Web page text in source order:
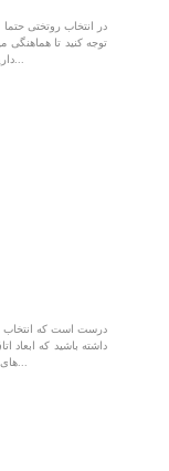
در انتخاب روتختی حتما
توجه کنید تا
درست است که انتخاب
داشته باشید که